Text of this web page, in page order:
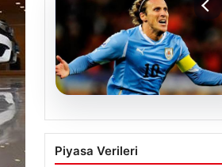
06.08.2026
Diego Forlan Uruguay
Milli Takımı’nın yeni
Piyasa Verileri